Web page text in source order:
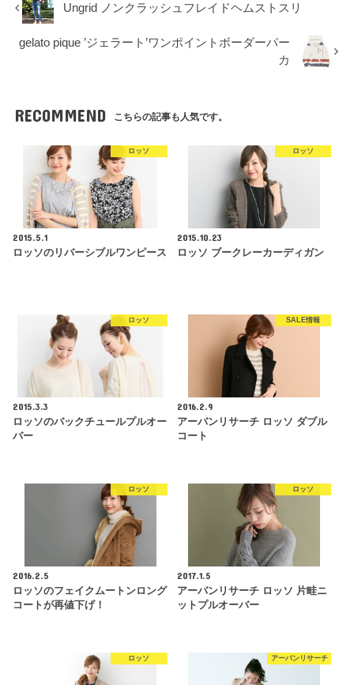
Ungrid ノンクラッシュフレイドヘムストスリ
gelato pique ’ジェラート’ワンポイントボーダーパー
カ
RECOMMEND こちらの記事も人気です。
ロッソ
2015.5.1
ロッソのリバーシブルワンピース
ロッソ
2015.10.23
ロッソ ブークレーカーディガン
ロッソ
2015.3.3
ロッソのバックチュールプルオー
バー
SALE情報
2016.2.9
アーバンリサーチ ロッソ ダブル
コート
ロッソ
2016.2.5
ロッソのフェイクムートンロング
コートが再値下げ！
ロッソ
2017.1.5
アーバンリサーチ ロッソ 片畦ニ
ットプルオーバー
ロッソ アーバンリサーチ